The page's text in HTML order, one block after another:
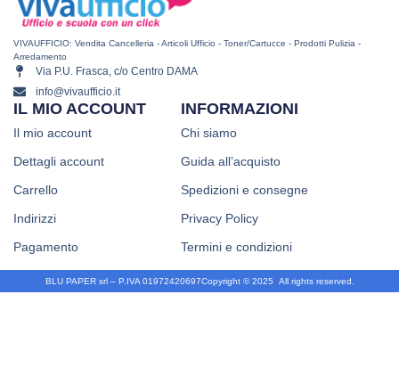
VIVAUFFICIO: Vendita Cancelleria - Articoli Ufficio - Toner/Cartucce - Prodotti Pulizia -
Arredamento
Via P.U. Frasca, c/o Centro DAMA
info@vivaufficio.it
INFORMAZIONI
Chi siamo
Guida all’acquisto
Spedizioni e consegne
Privacy Policy
Termini e condizioni
IL MIO ACCOUNT
Il mio account
Dettagli account
Carrello
Indirizzi
Pagamento
Copyright © 2025. All rights reserved.
BLU PAPER srl – P.IVA 01972420697